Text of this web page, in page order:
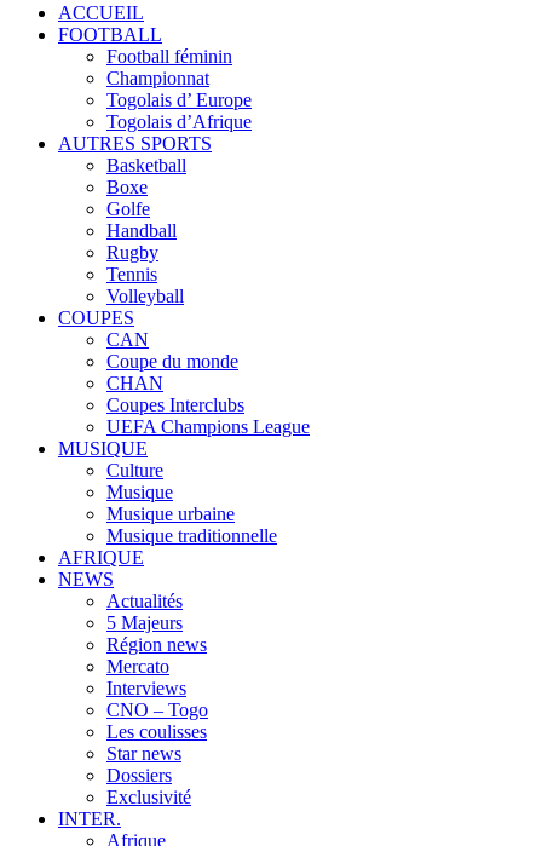
ACCUEIL
FOOTBALL
Football féminin
Championnat
Togolais d’ Europe
Togolais d’Afrique
AUTRES SPORTS
Basketball
Boxe
Golfe
Handball
Rugby
Tennis
Volleyball
COUPES
CAN
Coupe du monde
CHAN
Coupes Interclubs
UEFA Champions League
MUSIQUE
Culture
Musique
Musique urbaine
Musique traditionnelle
AFRIQUE
NEWS
Actualités
5 Majeurs
Région news
Mercato
Interviews
CNO – Togo
Les coulisses
Star news
Dossiers
Exclusivité
INTER.
Afrique